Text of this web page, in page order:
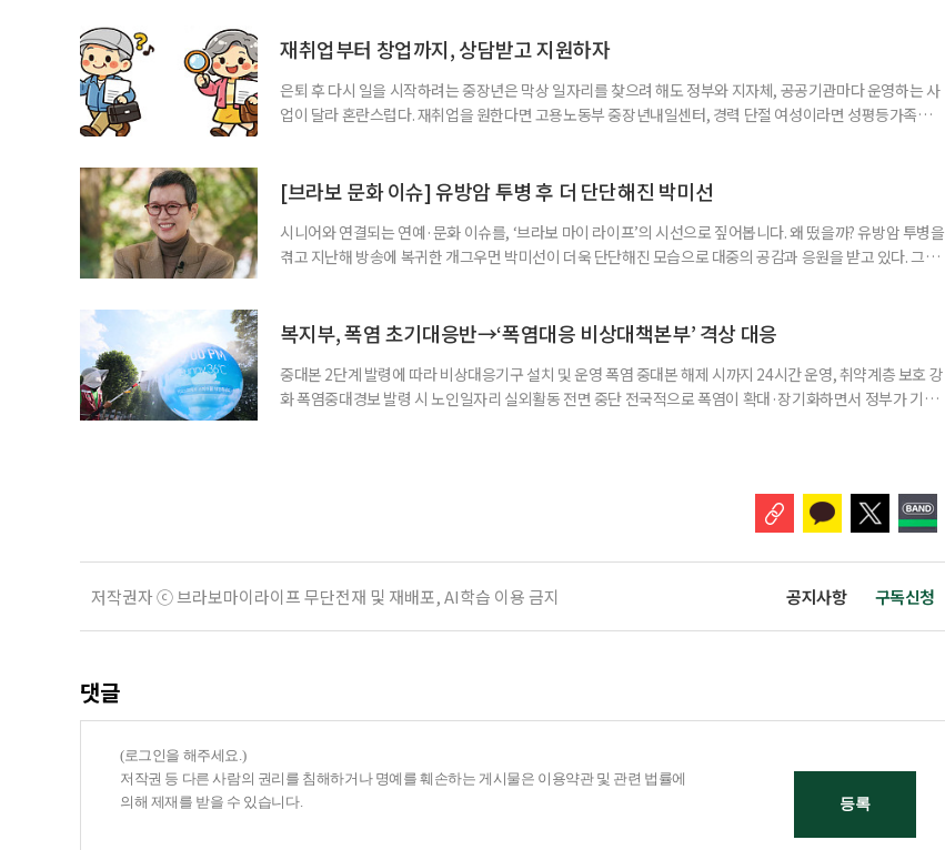
매어르신은 인지기능 저하로 폭염 상황을 제대로 인식하거나 스스로 적절하게 대처하는 데 어려움을 겪을 수
재취업부터 창업까지, 상담받고 지원하자
은퇴 후 다시 일을 시작하려는 중장년은 막상 일자리를 찾으려 해도 정부와 지자체, 공공기관마다 운영하는 사
업이 달라 혼란스럽다. 재취업을 원한다면 고용노동부 중장년내일센터, 경력 단절 여성이라면 성평등가족부
준비부터 구직 수당까지 고용노동부 국민취업지원제도 구직활동이 쉽지 않은 사람을 위한 제도다. 개인별 취
업 지원 계획을 세
[브라보 문화 이슈] 유방암 투병 후 더 단단해진 박미선
시니어와 연결되는 연예·문화 이슈를, ‘브라보 마이 라이프’의 시선으로 짚어봅니다. 왜 떴을까? 유방암 투병을
겪고 지난해 방송에 복귀한 개그우먼 박미선이 더욱 단단해진 모습으로 대중의 공감과 응원을 받고 있다. 그러
까. 오랜 방송 생활 뒤 전해진 투병 소식 박미선은 재치 있는 말솜씨와 공감 능력으로
복지부, 폭염 초기대응반→‘폭염대응 비상대책본부’ 격상 대응
중대본 2단계 발령에 따라 비상대응기구 설치 및 운영 폭염 중대본 해제 시까지 24시간 운영, 취약계층 보호 강
화 폭염중대경보 발령 시 노인일자리 실외활동 전면 중단 전국적으로 폭염이 확대·장기화하면서 정부가 기존
저작권자 ⓒ 브라보마이라이프 무단전재 및 재배포, AI학습 이용 금지 공지사항 구독신청
댓글